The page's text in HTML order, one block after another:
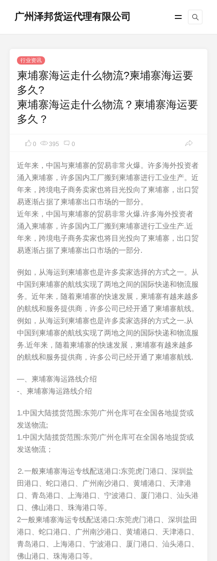
广州泽邦货运代理有限公司
行业资讯
柬埔寨海运走什么物流?柬埔寨海运要
多久?
柬埔寨海运走什么物流？柬埔寨海运要
多久？
0 395 0
近年来，中国与柬埔寨的贸易非常火爆。许多海外投资者
涌入柬埔寨，许多国内工厂搬到柬埔寨进行工业生产。近
年来，跨境电子商务卖家也将目光投向了柬埔寨，出口贸
易逐渐占据了柬埔寨出口市场的一部分。
近年来，中国与柬埔寨的贸易非常火爆.许多海外投资者
涌入柬埔寨，许多国内工厂搬到柬埔寨进行工业生产.近
年来，跨境电子商务卖家也将目光投向了柬埔寨，出口贸
易逐渐占据了柬埔寨出口市场的一部分.
例如，从海运到柬埔寨也是许多卖家选择的方式之一。从
中国到柬埔寨的航线实现了两地之间的国际快递和物流服
务。近年来，随着柬埔寨的快速发展，柬埔寨有越来越多
的航线和服务提供商，许多公司已经开通了柬埔寨航线。
例如，从海运到柬埔寨也是许多卖家选择的方式之一.从
中国到柬埔寨的航线实现了两地之间的国际快递和物流服
务.近年来，随着柬埔寨的快速发展，柬埔寨有越来越多
的航线和服务提供商，许多公司已经开通了柬埔寨航线.
—、柬埔寨海运路线介绍
-、柬埔寨海运路线介绍
1.中国大陆揽货范围:东莞/广州仓库可在全国各地提货或
发送物流;
1.中国大陆揽货范围:东莞/广州仓库可在全国各地提货或
发送物流；
⒉一般柬埔寨海运专线配送港口:东莞虎门港口、深圳盐
田港口、蛇口港口、广州南沙港口、黄埔港口、天津港
口、青岛港口、上海港口、宁波港口、厦门港口、汕头港
口、佛山港口、珠海港口等。
2一般柬埔寨海运专线配送港口:东莞虎门港口、深圳盐田
港口、蛇口港口、广州南沙港口、黄埔港口、天津港口、
青岛港口、上海港口、宁波港口、厦门港口、汕头港口、
佛山港口、珠海港口等。